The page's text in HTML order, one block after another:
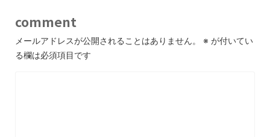
comment
メールアドレスが公開されることはありません。 ※ が付いてい
る欄は必須項目です